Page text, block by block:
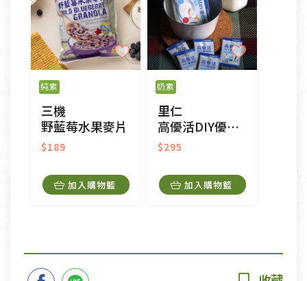
純素
三機
野藍莓水果麥片
$189
加入購物籃
奶素
里仁
高優活DIY優格粉
$295
加入購物籃